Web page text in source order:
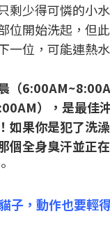
剩少得可憐的小
位開始洗起，但
一位，可能連熱
（
），是最佳
如果你是犯了洗
個全身臭汗並正
。
子，動作也要輕